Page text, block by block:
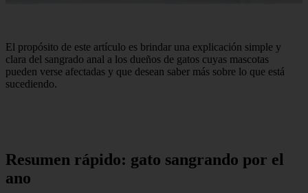
El propósito de este artículo es brindar una explicación simple y
clara del sangrado anal a los dueños de gatos cuyas mascotas
pueden verse afectadas y que desean saber más sobre lo que está
sucediendo.
Resumen rápido: gato sangrando por el
ano